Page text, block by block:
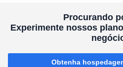
Procurando
Experimente nossos
Obtenha